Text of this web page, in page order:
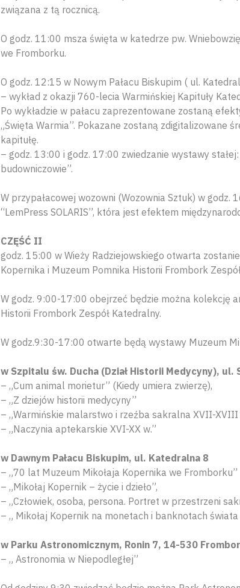
związana z tą rocznicą.
O godz. 11:00 msza święta w katedrze pw.
we Fromborku.
O godz. 12:15 w Nowym Pałacu Biskupim ( ul.
– wykład z okazji 760-lecia Warmińskiej Kapituły
Po wykładzie w pałacu zaprezentowane zostaną
„Święta Warmia”. Pokazane zostaną zdigitalizowane
kapitułę.
– godz. 13:00 i godz. 17:00 zwiedzanie wystawy
budowniczowie”.
W przypałacowej wozowni (Wozownia Sztuk) w
“LemPress SOLARIS”, która jest efektem
CZĘŚĆ II
godz. 15:00 w Wieży Radziejowskiego otwarta
Kopernika i Muzeum Pomnika Historii Frombork
W godz. 9:00-17:00 obejrzeć będzie można kolekcję
Historii Frombork Zespół Katedralny.
W godz.9:30-17:00 otwarte będą wystawy Muzeum
w Szpitalu św. Ducha (Dział Historii Medycyny), ul.
– „Cum animal morietur” (Kiedy umiera zwierzę),
– „Z dziejów historii medycyny”
– „Warmińskie malarstwo i rzeźba sakralna XVII-XVIII
– „Naczynia aptekarskie XVI-XX w.”
w Dawnym Pałacu Biskupim, ul. Katedralna 8
– „70 lat Muzeum Mikołaja Kopernika we Fromborku”
– „Mikołaj Kopernik – życie i dzieło”,
– „Człowiek, osoba, persona. Portret w przestrzeni
– „ Mikołaj Kopernik na monetach i banknotach
w Parku Astronomicznym, Ronin 7, 14-530
– „ Astronomia w Niepodległej”